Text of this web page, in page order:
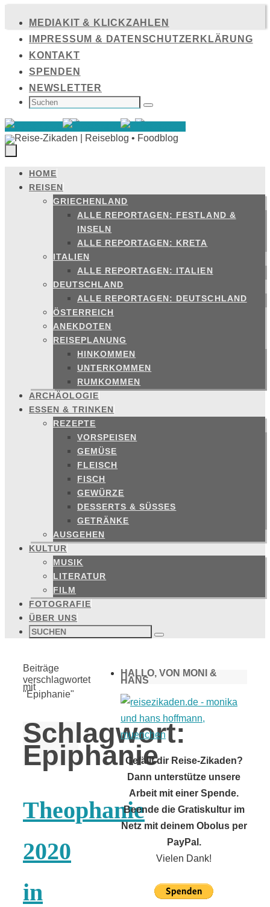
Inhalt
springen
MEDIAKIT & KLICKZAHLEN
IMPRESSUM & DATENSCHUTZERKLÄRUNG
KONTAKT
SPENDEN
NEWSLETTER
SUCHEN
NACH: Suchen
Zum
Inhalt
springen
HOME
REISEN
GRIECHENLAND
ALLE REPORTAGEN: FESTLAND &
INSELN
ALLE REPORTAGEN: KRETA
ITALIEN
ALLE REPORTAGEN: ITALIEN
DEUTSCHLAND
ALLE REPORTAGEN: DEUTSCHLAND
ÖSTERREICH
ANEKDOTEN
REISEPLANUNG
HINKOMMEN
UNTERKOMMEN
RUMKOMMEN
ARCHÄOLOGIE
ESSEN & TRINKEN
REZEPTE
VORSPEISEN
GEMÜSE
FLEISCH
FISCH
GEWÜRZE
DESSERTS & SÜSSES
GETRÄNKE
AUSGEHEN
KULTUR
MUSIK
LITERATUR
FILM
FOTOGRAFIE
ÜBER UNS
Suchen
nach: Suchen
Start
Beiträge
verschlagwortet
mit
"Epiphanie"
Schlagwort:
Epiphanie
Theophanie
2020
in
HALLO, VON MONI &
HANS
Gefällt dir Reise-Zikaden?
Dann unterstütze unsere
Arbeit mit einer Spende.
Beende die Gratiskultur im
Netz mit deinem Obolus per
PayPal.
Vielen Dank!